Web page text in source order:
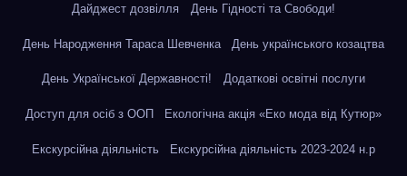
Дайджест дозвілля День Гідності та Свободи!
День Народження Тараса Шевченка День українського козацтва
День Української Державності! Додаткові освітні послуги
Доступ для осіб з ООП Екологічна акція «Еко мода від Кутюр»
Екскурсійна діяльність Екскурсійна діяльність 2023-2024 н.р